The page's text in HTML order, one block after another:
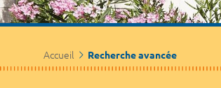
Accueil Recherche avancée